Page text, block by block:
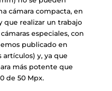
cámara compacta, en
que realizar un trabajo
especiales, con
publicado en
y, ya que
más potente que
de 50 Mpx.